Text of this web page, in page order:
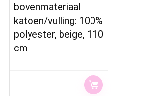
bovenmateriaal
katoen/vulling: 100%
polyester, beige, 110
cm